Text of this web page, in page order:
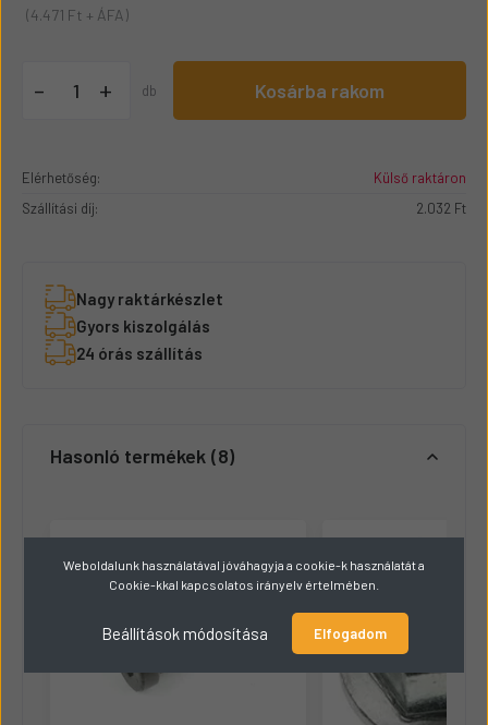
(4.471 Ft + ÁFA)
- + db Kosárba rakom
Elérhetőség:
Külső raktáron
Szállítási díj:
2.032 Ft
Nagy raktárkészlet
Gyors kiszolgálás
24 órás szállítás
Hasonló termékek 8
Weboldalunk használatával jóváhagyja a cookie-k használatát a
Cookie-kkal kapcsolatos irányelv értelmében.
Beállítások módosítása Elfogadom